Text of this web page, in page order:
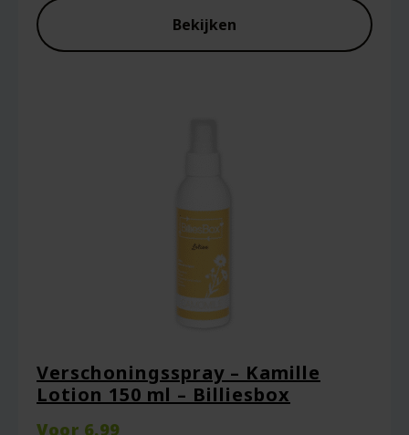
Bekijken
Verschoningsspray – Kamille
Lotion 150 ml – Billiesbox
Voor 6.99